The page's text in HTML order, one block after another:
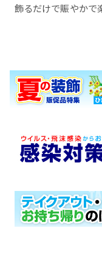
飾るだけで賑やかで